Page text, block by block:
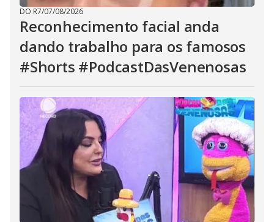
DO R7/07/08/2026
Reconhecimento facial anda
dando trabalho para os famosos
#Shorts #PodcastDasVenenosas